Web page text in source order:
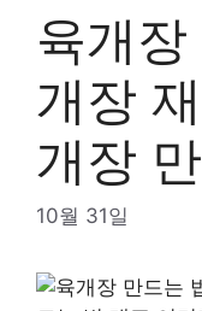
육개
개장
개장
10월 31일